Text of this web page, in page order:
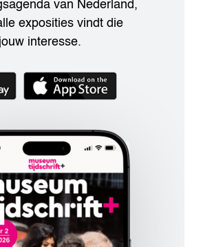
van Nederland,
exposities vindt die
interesse.